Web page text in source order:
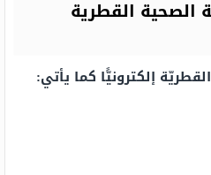
الصحية القطرية
إلكترونيًّا كما يأتي: